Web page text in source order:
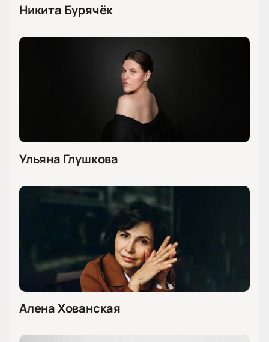
Никита Бурячёк
Ульяна Глушкова
Алена Хованская